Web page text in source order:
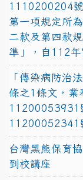
1110200204
第一項規定所
二款及第四款
準」，自112
「傳染病防治
條之1條文，業
11200053931
11200052341
台灣黑熊保育
到校講座